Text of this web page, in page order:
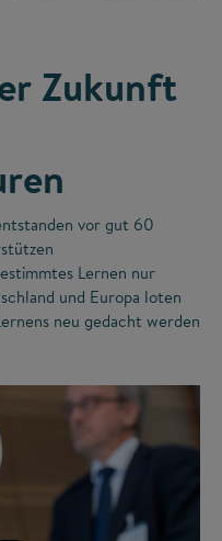
Zukunft
vor gut 60
Lernen nur
und Europa loten
neu gedacht werden